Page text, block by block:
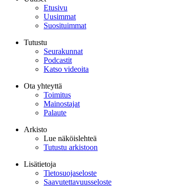
Etusivu
Uusimmat
Suosituimmat
Tutustu
Seurakunnat
Podcastit
Katso videoita
Ota yhteyttä
Toimitus
Mainostajat
Palaute
Arkisto
Lue näköislehteä
Tutustu arkistoon
Lisätietoja
Tietosuojaseloste
Saavutettavuusseloste